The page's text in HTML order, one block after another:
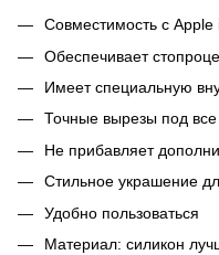
Совместимость с Apple
Обеспечивает
Имеет специальную
Точные вырезы под
Не прибавляет
Стильное украшение
Удобно пользоваться
Материал: силикон